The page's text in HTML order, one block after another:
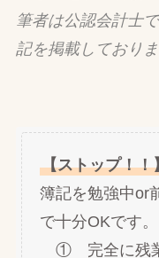
筆者は公認会計士
記を掲載しておりま
【ストップ！！
簿記を勉強中or
で十分OKです。
① 完全に残